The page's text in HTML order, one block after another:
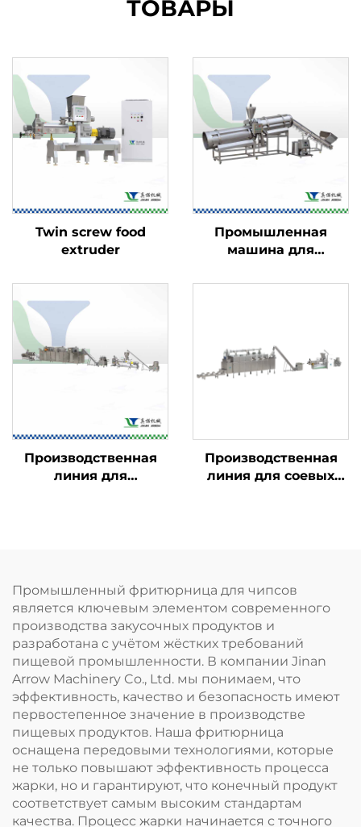
ТОВАРЫ
Twin screw food
extruder
Промышленная
машина для
пищевых продуктов
Производственная
линия для
Производственная
линия для соевых
Промышленный фритюрница для чипсов
является ключевым элементом современного
производства закусочных продуктов и
разработана с учётом жёстких требований
пищевой промышленности. В компании Jinan
Arrow Machinery Co., Ltd. мы понимаем, что
эффективность, качество и безопасность имеют
первостепенное значение в производстве
пищевых продуктов. Наша фритюрница
оснащена передовыми технологиями, которые
не только повышают эффективность процесса
жарки, но и гарантируют, что конечный продукт
соответствует самым высоким стандартам
качества. Процесс жарки начинается с точного